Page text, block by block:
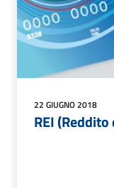
22 GIUGNO 2018
REI